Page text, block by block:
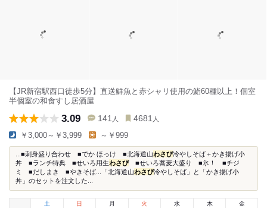
【JR新宿駅西口徒歩5分】直送鮮魚と赤シャリ使用の鮨60種以上！個室
半個室の和食すし居酒屋
3.09 141 人 4681 人
￥3,000～￥3,999 ～￥999
...■刺身盛り合わせ ■でか ほっけ ■北海道山わさび冷やしそば＋かき揚げ小
丼 ■ランチ特典 ■せいろ用生わさび■せいろ蕎麦大盛り ■氷！ ■チジ
ミ ■だしまき ■やきそば...「北海道山わさび冷やしそば」と「かき揚げ小
丼」のセットを注文した...
土
日 月 火 水 木 金